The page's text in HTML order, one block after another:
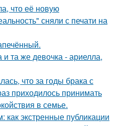
что её новую
сняли с печати на
та же девочка - ариелла,
что за годы брака с
приходилось принимать
в семье.
как экстренные публикации